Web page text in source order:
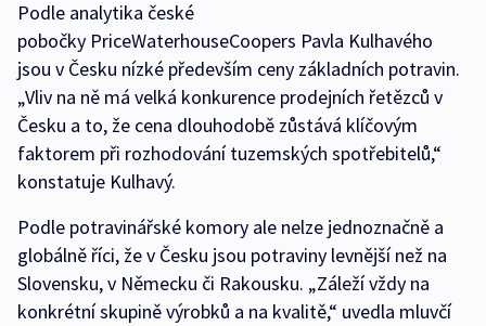
Podle analytika české
pobočky PriceWaterhouseCoopers Pavla Kulhavého
jsou v Česku nízké především ceny základních potravin.
„Vliv na ně má velká konkurence prodejních řetězců v
Česku a to, že cena dlouhodobě zůstává klíčovým
faktorem při rozhodování tuzemských spotřebitelů,“
konstatuje Kulhavý.
Podle potravinářské komory ale nelze jednoznačně a
globálně říci, že v Česku jsou potraviny levnější než na
Slovensku, v Německu či Rakousku. „Záleží vždy na
konkrétní skupině výrobků a na kvalitě,“ uvedla mluvčí